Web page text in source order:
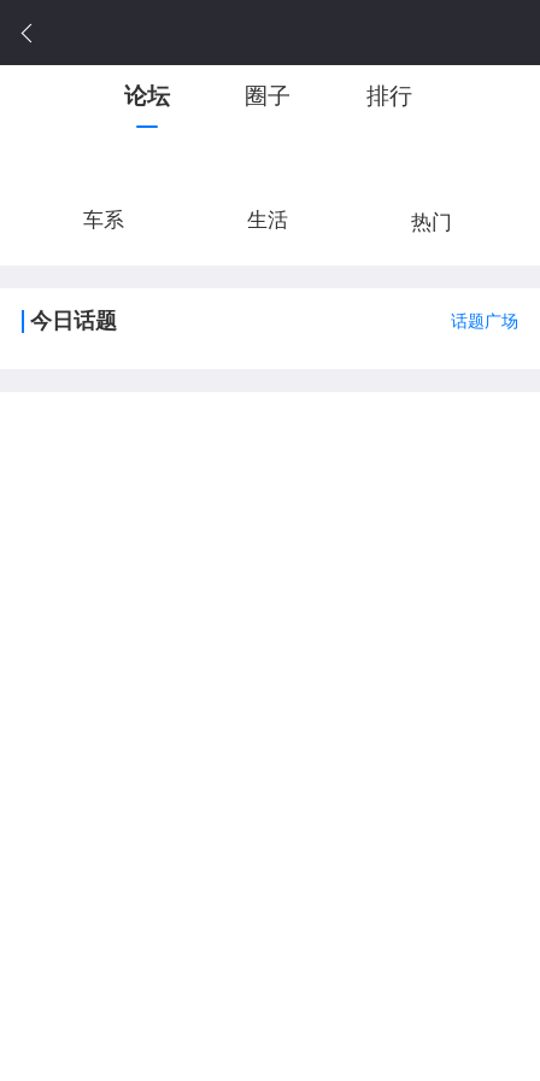
论坛 圈子 排行
车系 生活 热门
今日话题 话题广场